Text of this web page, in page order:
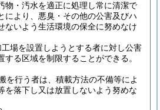
物・汚水を適正に処理し常に清潔で
により、悪臭・その他の公害及びハ
ないよう生活環境の保全に努めなけ
場を設置しようとする者に対し公害
する区域を制限することができる。
を行う者は、積載方法の不備等によ
を落下し又は放置しないよう努めな